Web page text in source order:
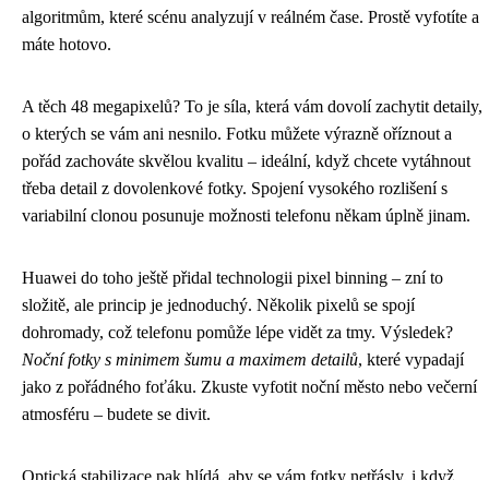
algoritmům, které scénu analyzují v reálném čase. Prostě vyfotíte a
máte hotovo.
A těch 48 megapixelů? To je síla, která vám dovolí zachytit detaily,
o kterých se vám ani nesnilo. Fotku můžete výrazně oříznout a
pořád zachováte skvělou kvalitu – ideální, když chcete vytáhnout
třeba detail z dovolenkové fotky. Spojení vysokého rozlišení s
variabilní clonou posunuje možnosti telefonu někam úplně jinam.
Huawei do toho ještě přidal technologii pixel binning – zní to
složitě, ale princip je jednoduchý. Několik pixelů se spojí
dohromady, což telefonu pomůže lépe vidět za tmy. Výsledek?
Noční fotky s minimem šumu a maximem detailů, které vypadají
jako z pořádného foťáku. Zkuste vyfotit noční město nebo večerní
atmosféru – budete se divit.
Optická stabilizace pak hlídá, aby se vám fotky netřásly, i když